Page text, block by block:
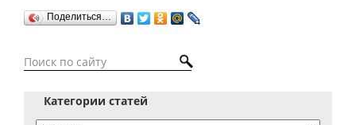
Поделиться…
Категории статей